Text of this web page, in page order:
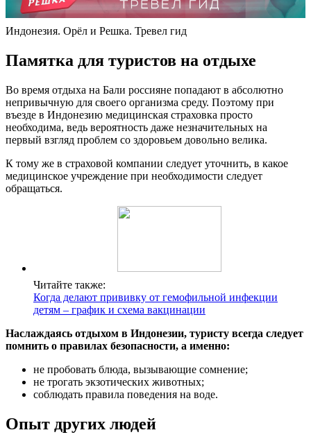
Индонезия. Орёл и Решка. Тревел гид
Памятка для туристов на отдыхе
Во время отдыха на Бали россияне попадают в абсолютно
непривычную для своего организма среду. Поэтому при
въезде в Индонезию медицинская страховка просто
необходима, ведь вероятность даже незначительных на
первый взгляд проблем со здоровьем довольно велика.
К тому же в страховой компании следует уточнить, в какое
медицинское учреждение при необходимости следует
обращаться.
Читайте также:
Когда делают прививку от гемофильной инфекции
детям – график и схема вакцинации
Наслаждаясь отдыхом в Индонезии, туристу всегда следует
помнить о правилах безопасности, а именно:
не пробовать блюда, вызывающие сомнение;
не трогать экзотических животных;
соблюдать правила поведения на воде.
Опыт других людей